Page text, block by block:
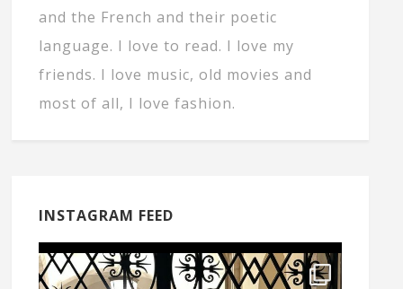
and the French and their poetic
language. I love to read. I love my
friends. I love music, old movies and
most of all, I love fashion.
INSTAGRAM FEED